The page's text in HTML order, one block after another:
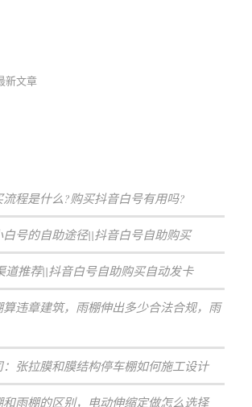
新文章
程是什么?购买抖音白号有用吗?
号的自助途径||抖音白号自助购买
道推荐||抖音白号自助购买自动发卡
违章建筑，雨棚伸出多少合法合规，雨
张拉膜和膜结构停车棚如何施工设计
雨棚的区别，电动伸缩定做怎么选择